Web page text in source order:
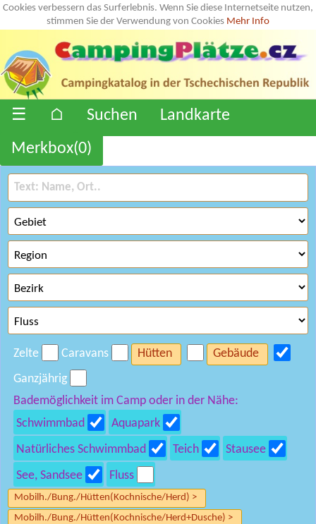
Cookies verbessern das Surferlebnis. Wenn Sie diese Internetseite nutzen,
stimmen Sie der Verwendung von Cookies Mehr Info
☰ ⌂ Suchen
Landkarte
Merkbox(0)
Zelte Caravans Hütten
Gebäude
Ganzjährig
Bademöglichkeit im Camp oder in der Nähe:
Schwimmbad
Aquapark
Natürliches Schwimmbad
Teich
Stausee
See, Sandsee
Fluss
Mobilh./Bung./Hütten(Kochnische/Herd) >
Mobilh./Bung./Hütten(Kochnische/Herd+Dusche) >